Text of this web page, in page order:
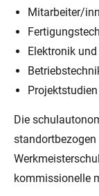
Mitarbeiter/
Elektronik
Projektstudien
Die
kommissionelle